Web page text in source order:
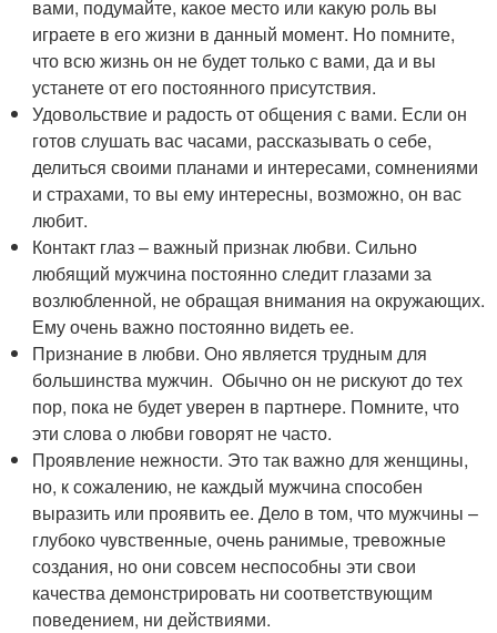
вами, подумайте, какое место или какую роль вы
играете в его жизни в данный момент. Но помните,
что всю жизнь он не будет только с вами, да и вы
устанете от его постоянного присутствия.
Удовольствие и радость от общения с вами. Если он
готов слушать вас часами, рассказывать о себе,
делиться своими планами и интересами, сомнениями
и страхами, то вы ему интересны, возможно, он вас
любит.
Контакт глаз – важный признак любви. Сильно
любящий мужчина постоянно следит глазами за
возлюбленной, не обращая внимания на окружающих.
Ему очень важно постоянно видеть ее.
Признание в любви. Оно является трудным для
большинства мужчин. Обычно он не рискуют до тех
пор, пока не будет уверен в партнере. Помните, что
эти слова о любви говорят не часто.
Проявление нежности. Это так важно для женщины,
но, к сожалению, не каждый мужчина способен
выразить или проявить ее. Дело в том, что мужчины –
глубоко чувственные, очень ранимые, тревожные
создания, но они совсем неспособны эти свои
качества демонстрировать ни соответствующим
поведением, ни действиями.